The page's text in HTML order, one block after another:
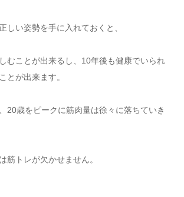
しい姿勢を手に入れておくと、
むことが出来るし、10年後も健康でいられ
とが出来ます。
20歳をピークに筋肉量は徐々に落ちていき
筋トレが欠かせません。